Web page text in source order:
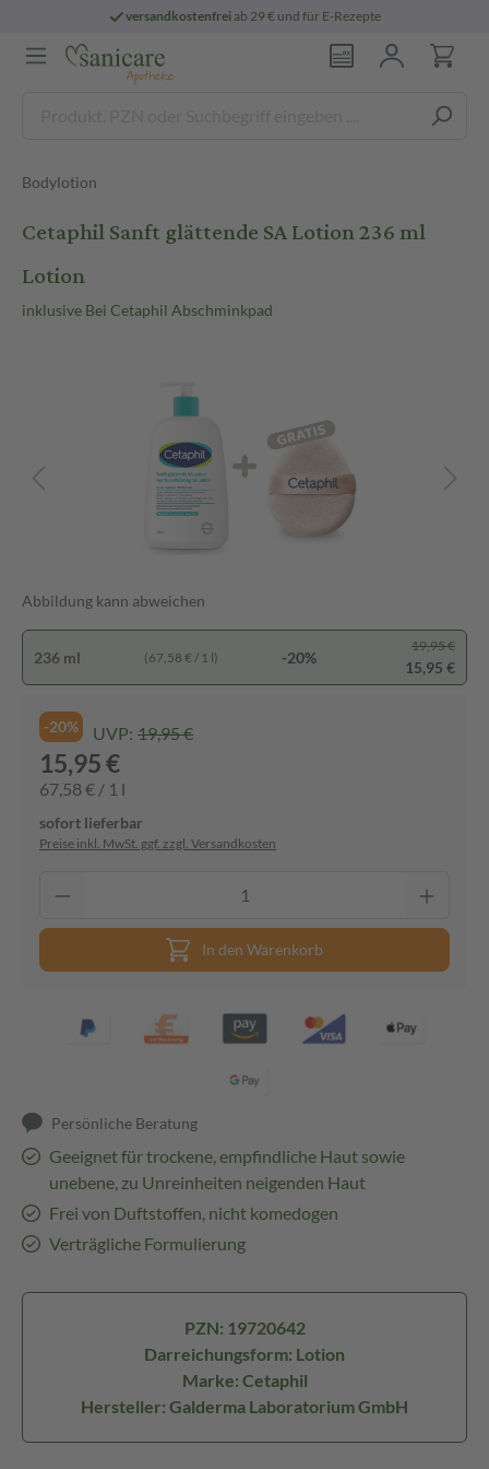
versandkostenfreiab 29 € und für E-Rezepte
Bodylotion
Cetaphil Sanft glättende SA Lotion 236 ml
Lotion
inklusive Bei Cetaphil Abschminkpad
Abbildung kann abweichen
236 ml (67,58 € / 1 l) -20%
19,95 €
15,95 €
-20% UVP: 19,95 €
15,95 €
67,58 € / 1 l
sofort lieferbar
Preise inkl. MwSt. ggf. zzgl. Versandkosten
In den Warenkorb
Persönliche Beratung
Geeignet für trockene, empfindliche Haut sowie
unebene, zu Unreinheiten neigenden Haut
Frei von Duftstoffen, nicht komedogen
Verträgliche Formulierung
PZN: 19720642
Darreichungsform: Lotion
Marke: Cetaphil
Hersteller: Galderma Laboratorium GmbH